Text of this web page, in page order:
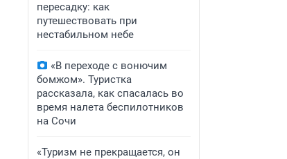
пересадку: как
путешествовать при
нестабильном небе
«В переходе с вонючим
бомжом». Туристка
рассказала, как спасалась во
время налета беспилотников
на Сочи
«Туризм не прекращается, он